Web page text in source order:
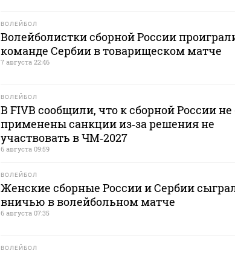
ВОЛЕЙБОЛ
Волейболистки сборной России
команде Сербии в товарищеском матче
7 августа 22:46
ВОЛЕЙБОЛ
В FIVB сообщили, что к сборной России не
применены санкции из‑за решения не
участвовать в ЧМ‑2027
6 августа 09:59
ВОЛЕЙБОЛ
Женские сборные России и Сербии
вничью в волейбольном матче
6 августа 07:35
ВОЛЕЙБОЛ